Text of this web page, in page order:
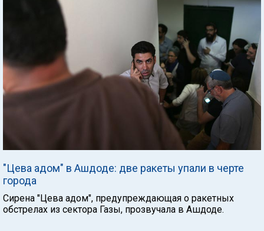
"Цева адом" в Ашдоде: две ракеты упали в черте
города
Сирена "Цева адом", предупреждающая о ракетных
обстрелах из сектора Газы, прозвучала в Ашдоде.